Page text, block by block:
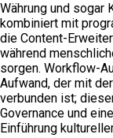
Währung und sogar
kombiniert mit
die Content-
während
sorgen. Workflow-
Aufwand, der mit
verbunden ist;
Governance und
Einführung